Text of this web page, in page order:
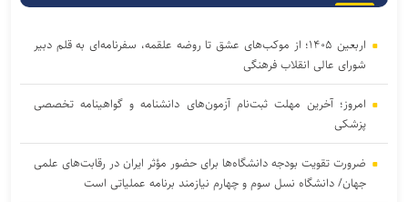
اربعین ۱۴۰۵؛ از موکب‌های عشق تا روضه علقمه، سفرنامه‌ای به قلم دبیر
شورای عالی انقلاب فرهنگی
امروز؛ آخرین مهلت ثبت‌نام آزمون‌های دانشنامه و گواهینامه تخصصی
پزشکی
ضرورت تقویت بودجه دانشگاه‌ها برای حضور مؤثر ایران در رقابت‌های علمی
جهان/ دانشگاه نسل سوم و چهارم نیازمند برنامه عملیاتی است